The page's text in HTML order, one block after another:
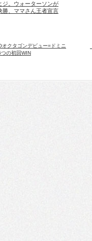
ジ。ウォーターソンが
勝、ママさん王者宣言
オクタゴンデビュー=ドミニ
の初回WIN